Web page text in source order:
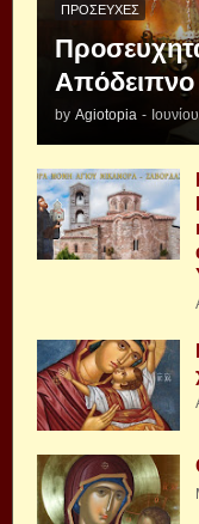
ΠΡΟΣΕΥΧΈΣ
Απόδειπνο
by Agiotopia -